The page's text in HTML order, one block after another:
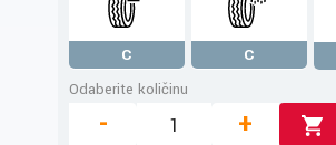
C C
Odaberite količinu
- +